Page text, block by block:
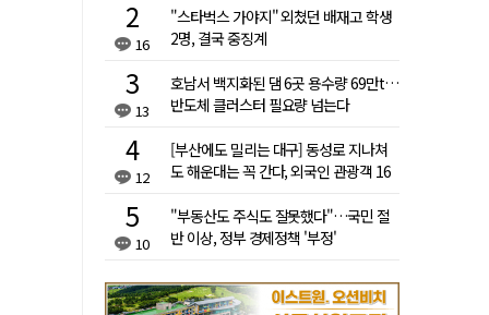
16
"스타벅스 가야지" 외쳤던 배재고 학생
2명, 결국 중징계
13
호남서 백지화된 댐 6곳 용수량 69만t…
반도체 클러스터 필요량 넘는다
12
[부산에도 밀리는 대구] 동성로 지나쳐
도 해운대는 꼭 간다, 외국인 관광객 16
10
"부동산도 주식도 잘못했다"…국민 절
반 이상, 정부 경제정책 '부정'